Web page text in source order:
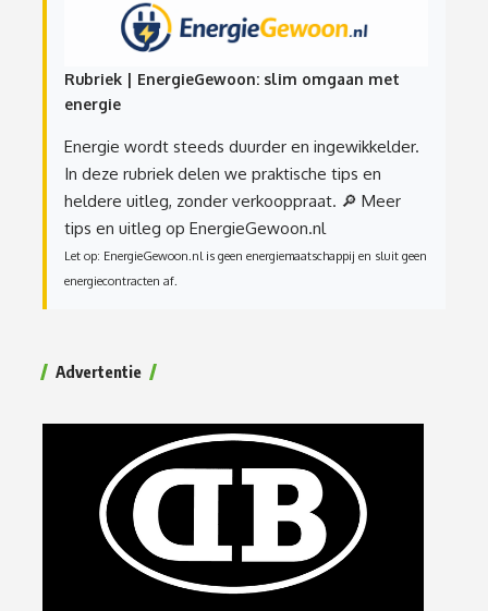
Rubriek | EnergieGewoon: slim omgaan met
energie
Energie wordt steeds duurder en ingewikkelder.
In deze rubriek delen we praktische tips en
heldere uitleg, zonder verkooppraat. 🔎 Meer
tips en uitleg op EnergieGewoon.nl
Let op: EnergieGewoon.nl is geen energiemaatschappij en sluit geen
energiecontracten af.
Advertentie